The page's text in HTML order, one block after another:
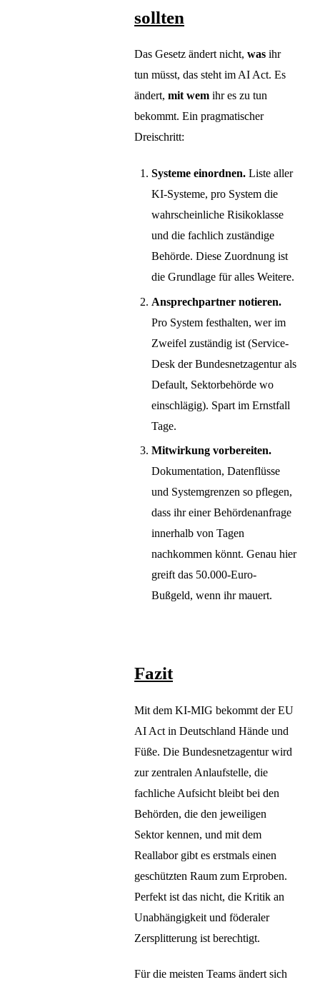
sollten
Das Gesetz ändert nicht, was ihr
tun müsst, das steht im AI Act. Es
ändert, mit wem ihr es zu tun
bekommt. Ein pragmatischer
Dreischritt:
Systeme einordnen. Liste aller
KI-Systeme, pro System die
wahrscheinliche Risikoklasse
und die fachlich zuständige
Behörde. Diese Zuordnung ist
die Grundlage für alles Weitere.
Ansprechpartner notieren.
Pro System festhalten, wer im
Zweifel zuständig ist (Service-
Desk der Bundesnetzagentur als
Default, Sektorbehörde wo
einschlägig). Spart im Ernstfall
Tage.
Mitwirkung vorbereiten.
Dokumentation, Datenflüsse
und Systemgrenzen so pflegen,
dass ihr einer Behördenanfrage
innerhalb von Tagen
nachkommen könnt. Genau hier
greift das 50.000-Euro-
Bußgeld, wenn ihr mauert.
Fazit
Mit dem KI-MIG bekommt der EU
AI Act in Deutschland Hände und
Füße. Die Bundesnetzagentur wird
zur zentralen Anlaufstelle, die
fachliche Aufsicht bleibt bei den
Behörden, die den jeweiligen
Sektor kennen, und mit dem
Reallabor gibt es erstmals einen
geschützten Raum zum Erproben.
Perfekt ist das nicht, die Kritik an
Unabhängigkeit und föderaler
Zersplitterung ist berechtigt.
Für die meisten Teams ändert sich